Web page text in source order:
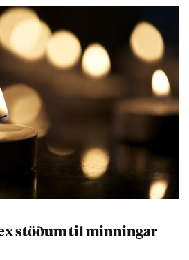
stöð­um til minn­ing­ar